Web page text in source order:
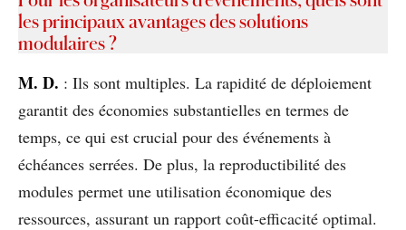
les principaux avantages des solutions
modulaires ?
M. D. : Ils sont multiples. La rapidité de déploiement
garantit des économies substantielles en termes de
temps, ce qui est crucial pour des événements à
échéances serrées. De plus, la reproductibilité des
modules permet une utilisation économique des
ressources, assurant un rapport coût-efficacité optimal.